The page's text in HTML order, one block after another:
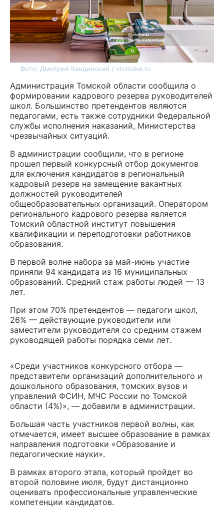
Фото: Дмитрий Кандинский / vtomske.ru
Администрация Томской области сообщила о
формировании кадрового резерва руководителей
школ. Большинство претендентов являются
педагогами, есть также сотрудники Федеральной
службы исполнения наказаний, Министерства
чрезвычайных ситуаций.
В администрации сообщили, что в регионе
прошел первый конкурсный отбор документов
для включения кандидатов в региональный
кадровый резерв на замещение вакантных
должностей руководителей
общеобразовательных организаций. Оператором
регионального кадрового резерва является
Томский областной институт повышения
квалификации и переподготовки работников
образования.
В первой волне набора за май-июнь участие
приняли 94 кандидата из 16 муниципальных
образований. Средний стаж работы людей — 13
лет.
При этом 70% претендентов — педагоги школ,
26% — действующие руководители или
заместители руководителя со средним стажем
руководящей работы порядка семи лет.
«Среди участников конкурсного отбора —
представители организаций дополнительного и
дошкольного образования, томских вузов и
управлений ФСИН, МЧС России по Томской
области (4%)», — добавили в администрации.
Большая часть участников первой волны, как
отмечается, имеет высшее образование в рамках
направления подготовки «Образование и
педагогические науки».
В рамках второго этапа, который пройдет во
второй половине июля, будут дистанционно
оценивать профессиональные управленческие
компетенции кандидатов.